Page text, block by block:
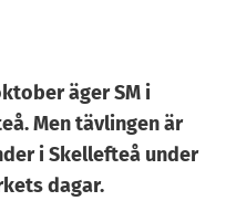
äger SM i
Men tävlingen är
i Skellefteå under
dagar.